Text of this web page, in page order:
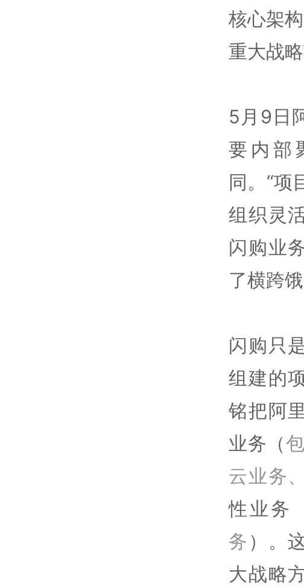
核心架
重大战
5月9日
要内部
同。“项
组织灵
闪购业
了横跨
闪购只
组建的
铭把阿
业务（
云业务
性业务
务 ）。
大战略